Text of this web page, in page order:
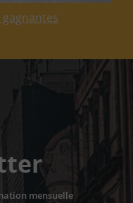
mensuelle